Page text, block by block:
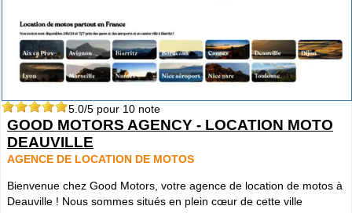
5.0/5 pour 10 note
GOOD MOTORS AGENCY - LOCATION MOTO
DEAUVILLE
AGENCE DE LOCATION DE MOTOS
Bienvenue chez Good Motors, votre agence de location de motos à
Deauville ! Nous sommes situés en plein cœur de cette ville